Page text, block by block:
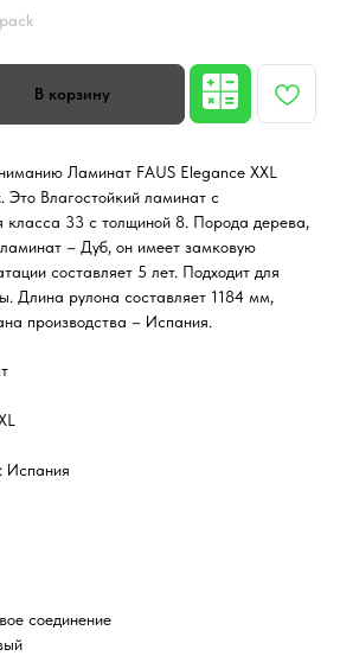
Ламинат FAUS Elegance XXL
Это Влагостойкий ламинат с
класса 33 с толщиной 8. Порода дерева,
ламинат – Дуб, он имеет замковую
составляет 5 лет. Подходит для
Длина рулона составляет 1184 мм,
производства – Испания.
Испания
соединение